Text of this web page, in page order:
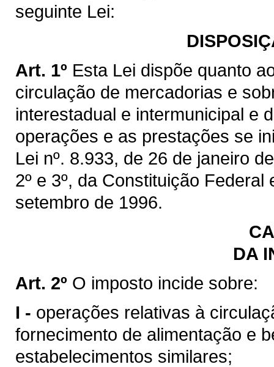
seguinte Lei:
Art. 1º Esta Lei dispõe quanto
circulação de mercadorias e
interestadual e intermunicipal e
operações e as prestações se
Lei nº. 8.933, de 26 de janeiro
2º e 3º, da Constituição
setembro de 1996.
DA
Art. 2º O imposto incide sobre:
I - operações relativas à
fornecimento de alimentação e
estabelecimentos similares;